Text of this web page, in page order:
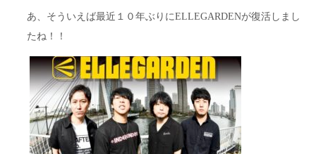
あ、そういえば最近１０年ぶりにELLEGARDENが復活しまし
たね！！